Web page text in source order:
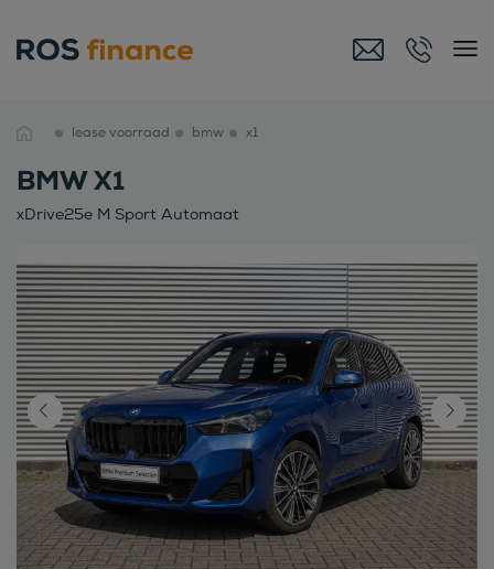
lease voorraad bmw x1
BMW X1
xDrive25e M Sport Automaat